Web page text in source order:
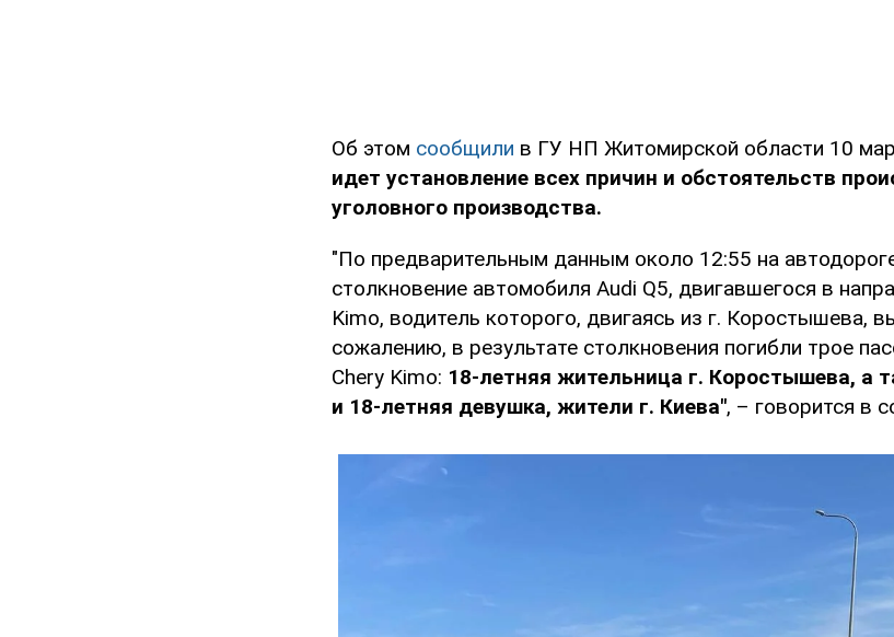
Об этом сообщили в ГУ НП Житомирской области 10
идет установление всех причин и обстоятельств
уголовного производства.
"По предварительным данным около 12:55 на
столкновение автомобиля Audi Q5, двигавшегося в
Kimo, водитель которого, двигаясь из г. Коростышева,
сожалению, в результате столкновения погибли трое
Chery Kimo: 18-летняя жительница г. Коростышева, а
и 18-летняя девушка, жители г. Киева", – говорится в